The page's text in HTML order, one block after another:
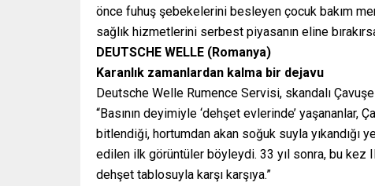
önce fuhuş şebekelerini besleyen çocuk bakım
sağlık hizmetlerini serbest piyasanın eline
DEUTSCHE WELLE (Romanya)
Karanlık zamanlardan kalma bir dejavu
Deutsche Welle Rumence Servisi, skandalı
“Basının deyimiyle ‘dehşet evlerinde’ yaşananlar,
bitlendiği, hortumdan akan soğuk suyla yıkandığı
edilen ilk görüntüler böyleydi. 33 yıl sonra, bu kez
dehşet tablosuyla karşı karşıya.”